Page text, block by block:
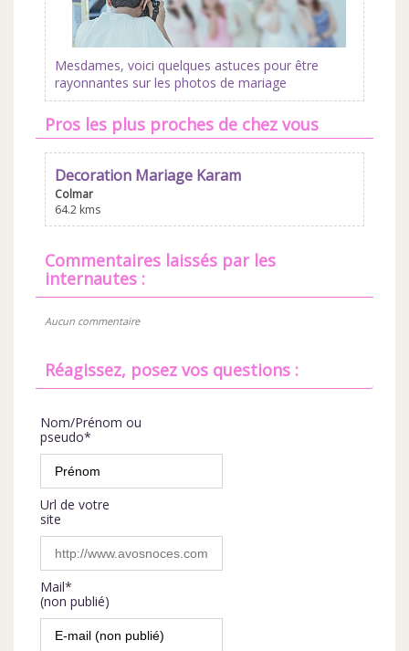
Mesdames, voici quelques astuces pour être
rayonnantes sur les photos de mariage
Pros les plus proches de chez vous
Decoration Mariage Karam
Colmar
64.2 kms
commentaires laissés par les
internautes :
Aucun commentaire
Réagissez, posez vos questions :
Nom/Prénom ou
pseudo*
Url de votre
site
Mail*
(non publié)